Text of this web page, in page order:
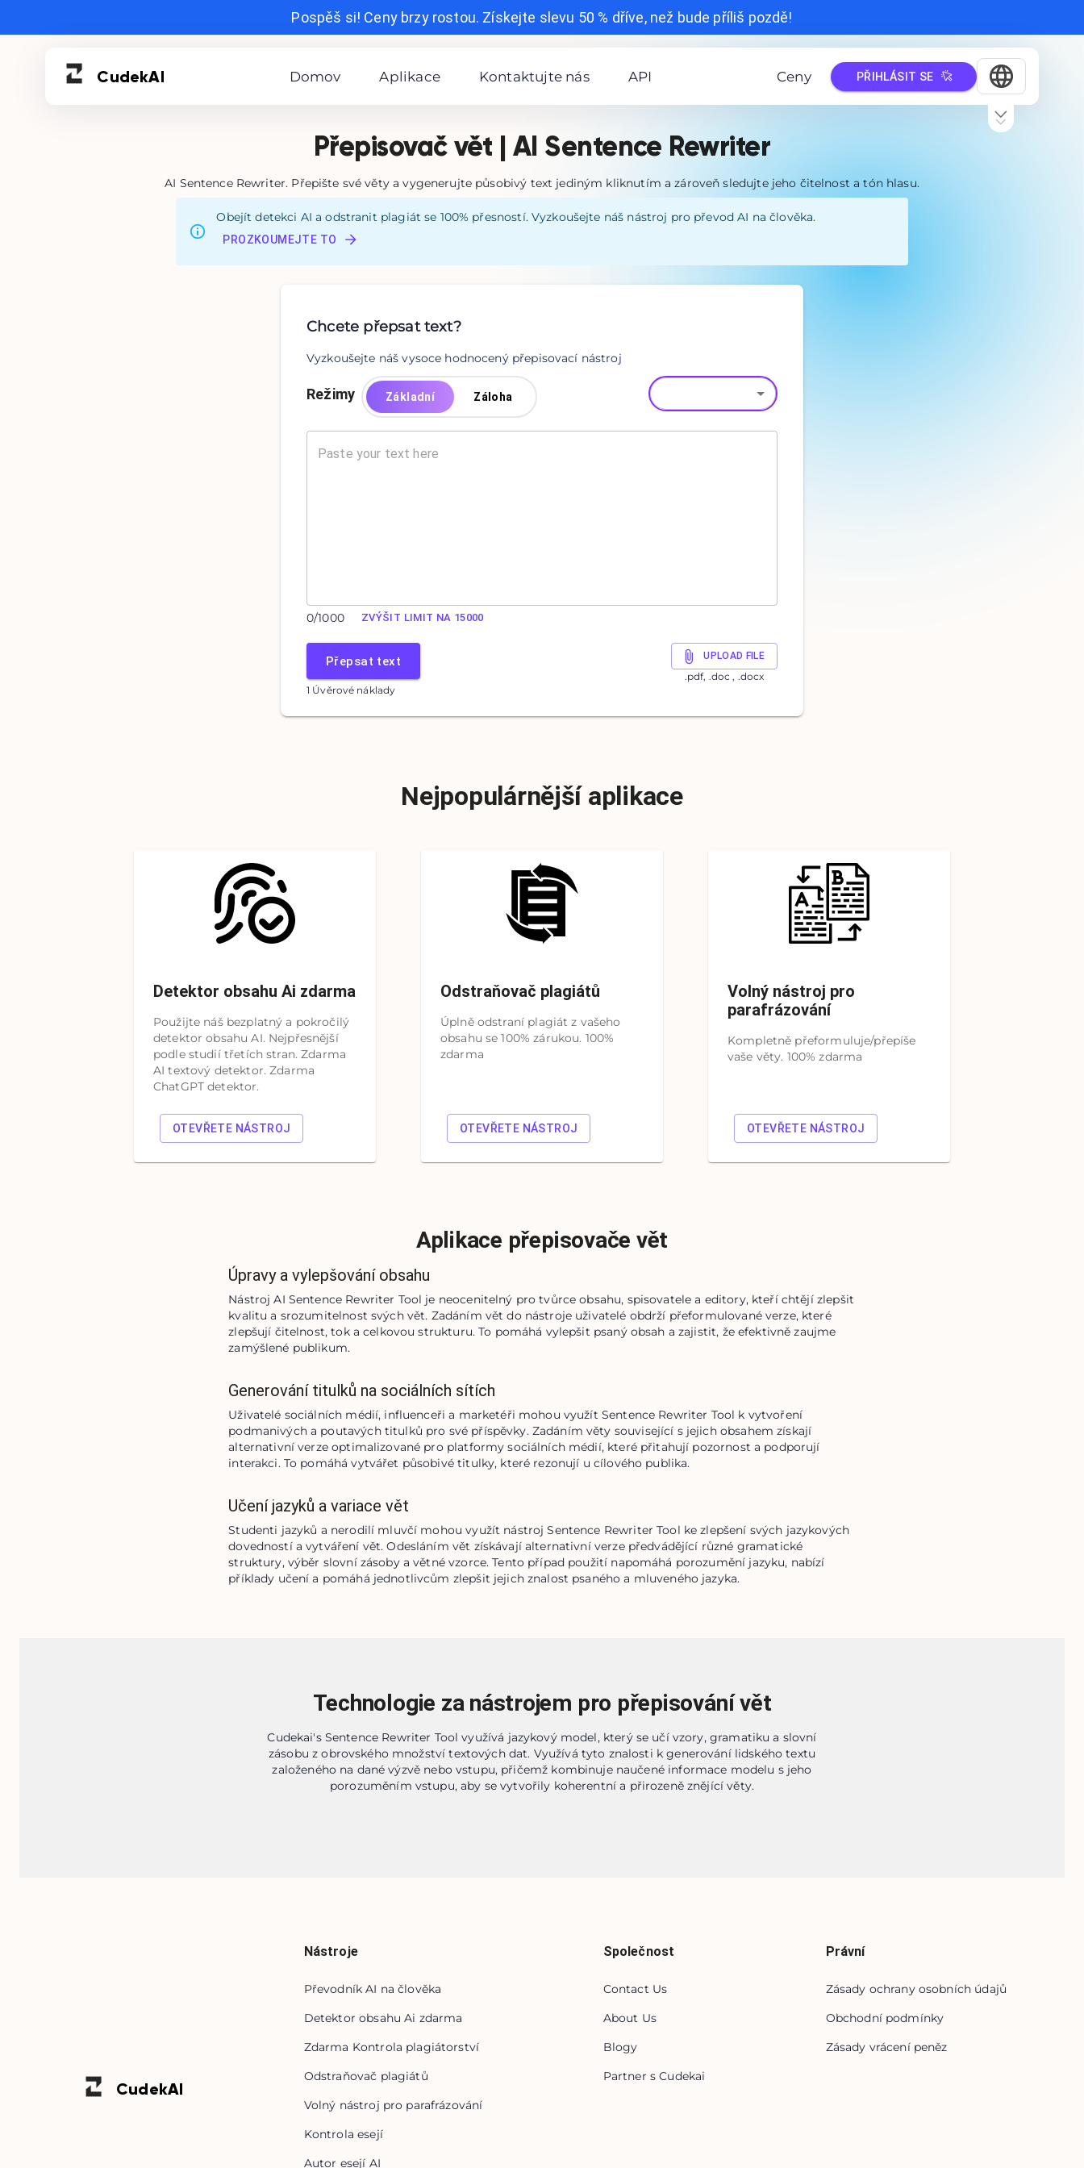
Pospěš si! Ceny brzy rostou. Získejte slevu 50 % dříve, než bude příliš pozdě!
CudekAI Domov Aplikace Kontaktujte nás API Ceny PŘIHLÁSIT SE
Přepisovač vět | AI Sentence Rewriter
AI Sentence Rewriter. Přepište své věty a vygenerujte působivý text jediným kliknutím a zároveň sledujte jeho čitelnost a tón hlasu.
Obejít detekci AI a odstranit plagiát se 100% přesností. Vyzkoušejte náš nástroj pro převod AI na člověka.
PROZKOUMEJTE TO
Chcete přepsat text?
Vyzkoušejte náš vysoce hodnocený přepisovací nástroj
Režimy Základní Záloha
0/1000 ZVÝŠIT LIMIT NA 15000
Přepsat text UPLOAD FILE
.pdf, .doc , .docx
1 Úvěrové náklady
Nejpopulárnější aplikace
Detektor obsahu Ai zdarma
Použijte náš bezplatný a pokročilý
detektor obsahu AI. Nejpřesnější
podle studií třetích stran. Zdarma
AI textový detektor. Zdarma
ChatGPT detektor.
OTEVŘETE NÁSTROJ
Odstraňovač plagiátů
Úplně odstraní plagiát z vašeho
obsahu se 100% zárukou. 100%
zdarma
OTEVŘETE NÁSTROJ
Volný nástroj pro
parafrázování
Kompletně přeformuluje/přepíše
vaše věty. 100% zdarma
OTEVŘETE NÁSTROJ
Aplikace přepisovače vět
Úpravy a vylepšování obsahu
Nástroj AI Sentence Rewriter Tool je neocenitelný pro tvůrce obsahu, spisovatele a editory, kteří chtějí zlepšit
kvalitu a srozumitelnost svých vět. Zadáním vět do nástroje uživatelé obdrží přeformulované verze, které
zlepšují čitelnost, tok a celkovou strukturu. To pomáhá vylepšit psaný obsah a zajistit, že efektivně zaujme
zamýšlené publikum.
Generování titulků na sociálních sítích
Uživatelé sociálních médií, influenceři a marketéři mohou využít Sentence Rewriter Tool k vytvoření
podmanivých a poutavých titulků pro své příspěvky. Zadáním věty související s jejich obsahem získají
alternativní verze optimalizované pro platformy sociálních médií, které přitahují pozornost a podporují
interakci. To pomáhá vytvářet působivé titulky, které rezonují u cílového publika.
Učení jazyků a variace vět
Studenti jazyků a nerodilí mluvčí mohou využít nástroj Sentence Rewriter Tool ke zlepšení svých jazykových
dovedností a vytváření vět. Odesláním vět získávají alternativní verze předvádějící různé gramatické
struktury, výběr slovní zásoby a větné vzorce. Tento případ použití napomáhá porozumění jazyku, nabízí
příklady učení a pomáhá jednotlivcům zlepšit jejich znalost psaného a mluveného jazyka.
Technologie za nástrojem pro přepisování vět
Cudekai's Sentence Rewriter Tool využívá jazykový model, který se učí vzory, gramatiku a slovní
zásobu z obrovského množství textových dat. Využívá tyto znalosti k generování lidského textu
založeného na dané výzvě nebo vstupu, přičemž kombinuje naučené informace modelu s jeho
porozuměním vstupu, aby se vytvořily koherentní a přirozeně znějící věty.
CudekAI
Nástroje
Převodník AI na člověka
Detektor obsahu Ai zdarma
Zdarma Kontrola plagiátorství
Odstraňovač plagiátů
Volný nástroj pro parafrázování
Kontrola esejí
Autor esejí AI
Společnost
Contact Us
About Us
Blogy
Partner s Cudekai
Právní
Zásady ochrany osobních údajů
Obchodní podmínky
Zásady vrácení peněz